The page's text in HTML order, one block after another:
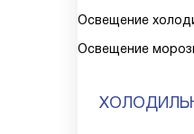
Освещение
Освещение